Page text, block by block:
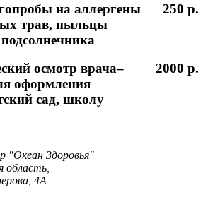
на аллергены
трав, пыльцы
250 p.
осмотр врача–
оформления
сад, школу
2000 p.
"Океан Здоровья"
область,
4А